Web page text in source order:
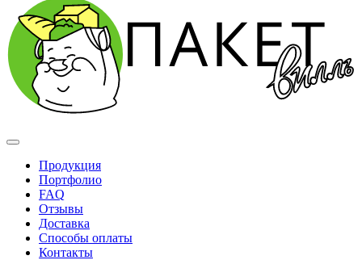
Продукция
Портфолио
FAQ
Отзывы
Доставка
Способы оплаты
Контакты